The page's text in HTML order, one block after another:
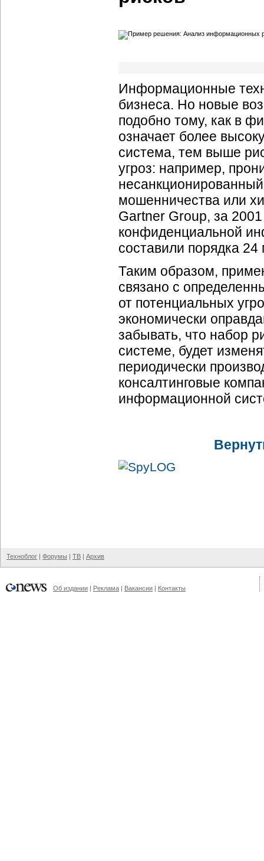
Информационные
бизнеса. Но новые
подобно тому, как в
означает более
система, тем выше
угроз: например,
мошенничества или
Gartner Group, за 2001
конфиденциальной
составили порядка
Таким образом,
связано с
от потенциальных
экономически
забывать, что набор
системе, будет
периодически
консалтинговые
информационной
Техноблог | Форумы | ТВ | Архив
Об издании | Реклама | Вакансии | Контакты